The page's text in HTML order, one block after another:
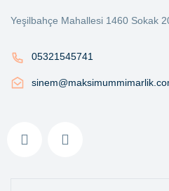
Yeşilbahçe Mahallesi 1460 Sokak
05321545741